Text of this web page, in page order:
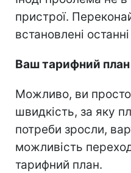
пристрої.
встановлені
Ваш тарифний план
Можливо, ви
швидкість, за яку
потреби зросли,
можливість
тарифний план.